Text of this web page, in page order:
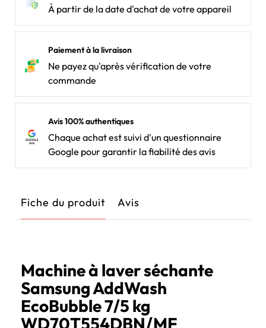
À partir de la date d'achat de votre appareil
Paiement à la livraison
Ne payez qu'après vérification de votre
commande
Avis 100% authentiques
Chaque achat est suivi d'un questionnaire
Google pour garantir la fiabilité des avis
Fiche du produit Avis
Machine à laver séchante
Samsung AddWash
EcoBubble 7/5 kg
WD70T554DBN/MF